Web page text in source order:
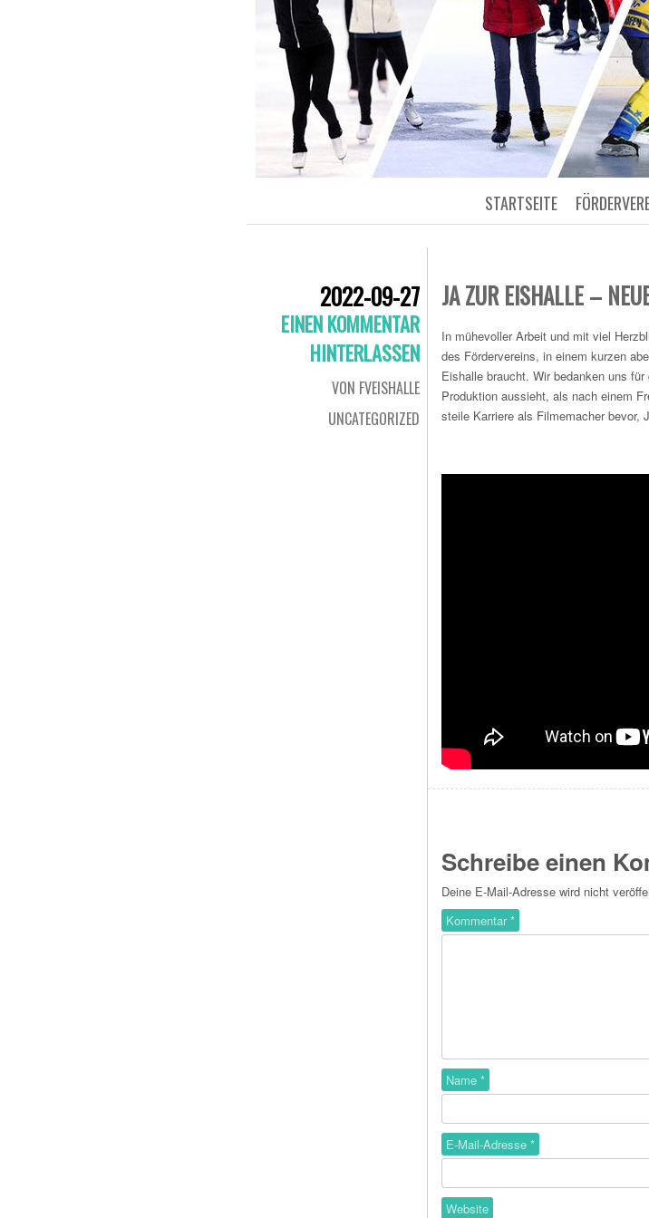
STARTSEITE
2022-09-27
EINEN KOMMENTAR
HINTERLASSEN
VON FVEISHALLE
UNCATEGORIZED
JA ZUR EISHALLE –
In mühevoller Arbeit und mit viel
des Fördervereins, in einem kurzen
Eishalle braucht. Wir bedanken uns
Produktion aussieht, als nach einem
steile Karriere als Filmemacher
Schreibe einen
Deine E-Mail-Adresse wird nicht
Kommentar*
Name *
E-Mail-Adresse *
Website